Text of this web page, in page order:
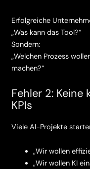
Erfolgreiche
„Was kann das Tool?“
Sondern:
„Welchen Prozess
machen?“
Fehler 2: Keine
KPIs
Viele AI-Projekte
„Wir wollen
„Wir wollen KI